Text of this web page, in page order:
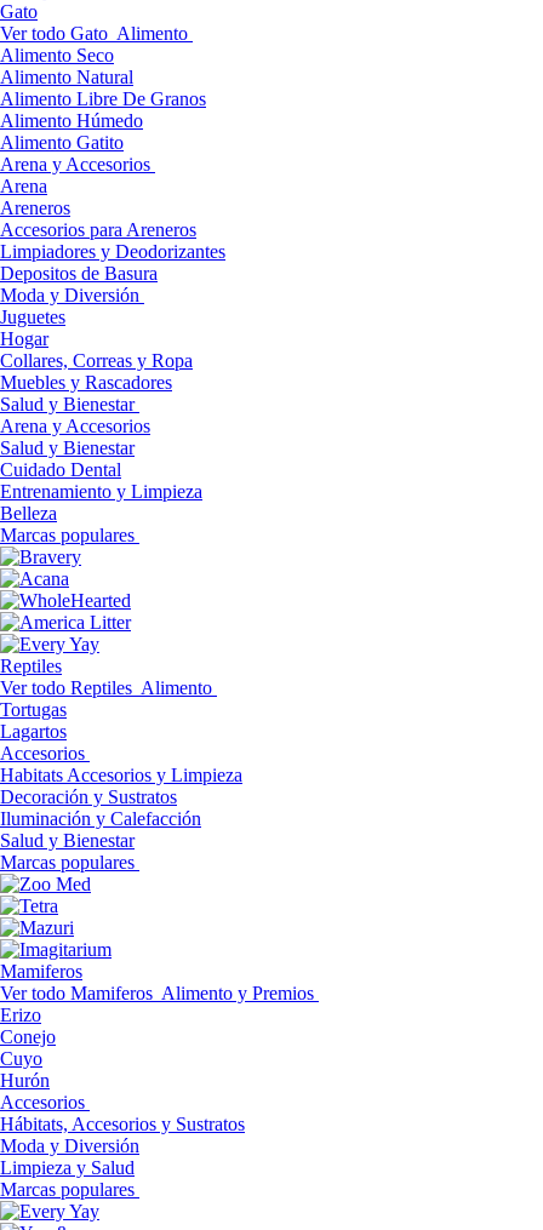
Gato
Ver todo Gato Alimento
Alimento Seco
Alimento Natural
Alimento Libre De Granos
Alimento Húmedo
Alimento Gatito
Arena y Accesorios
Arena
Areneros
Accesorios para Areneros
Limpiadores y Deodorizantes
Depositos de Basura
Moda y Diversión
Juguetes
Hogar
Collares, Correas y Ropa
Muebles y Rascadores
Salud y Bienestar
Arena y Accesorios
Salud y Bienestar
Cuidado Dental
Entrenamiento y Limpieza
Belleza
Marcas populares
Reptiles
Ver todo Reptiles Alimento
Tortugas
Lagartos
Accesorios
Habitats Accesorios y Limpieza
Decoración y Sustratos
Iluminación y Calefacción
Salud y Bienestar
Marcas populares
Mamiferos
Ver todo Mamiferos Alimento y Premios
Erizo
Conejo
Cuyo
Hurón
Accesorios
Hábitats, Accesorios y Sustratos
Moda y Diversión
Limpieza y Salud
Marcas populares